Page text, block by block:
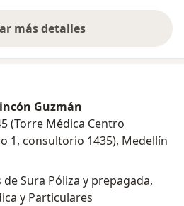
más detalles
sobre la experiencia
Guzmán
(Torre Médica Centro
1, consultorio 1435), Medellín
Sura Póliza y prepagada,
y Particulares